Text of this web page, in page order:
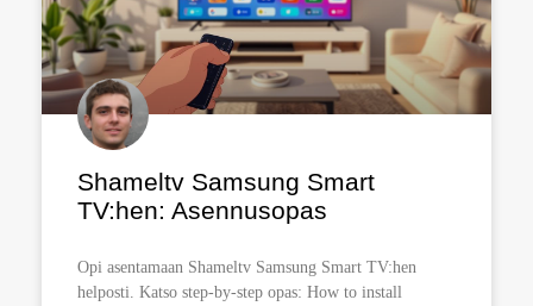
Shameltv Samsung Smart
TV:hen: Asennusopas
Opi asentamaan Shameltv Samsung Smart TV:hen
helposti. Katso step-by-step opas: How to install